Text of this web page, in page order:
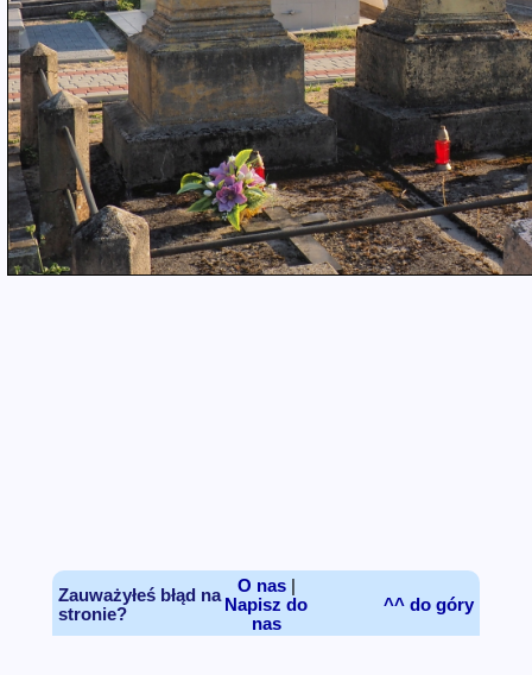
Zauważyłeś błąd na
stronie?
O nas|
Napisz do
nas
^^ do góry